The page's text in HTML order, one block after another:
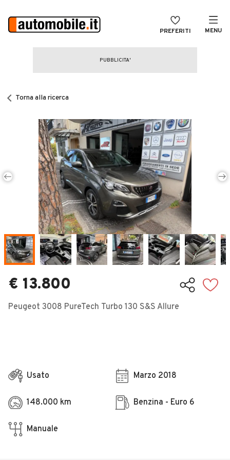
PREFERITI MENU
CERCA
Auto Nuove
Noleggio a lungo termine
Auto d'epoca
Moto
Camper
Veicoli Commerciali
Concessionari
Torna alla ricerca
€ 13.800
Peugeot 3008 PureTech Turbo 130 S&S Allure
Usato Marzo 2018
148.000 km Benzina - Euro 6
Manuale